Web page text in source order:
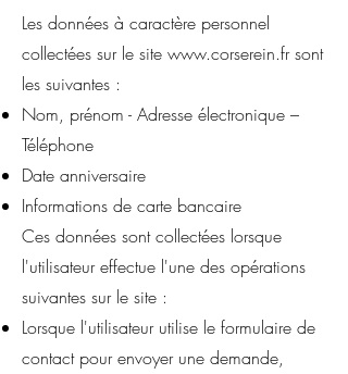
Les données à caractère personnel
collectées sur le site www.corserein.frsont
les suivantes :
Nom, prénom - Adresse électronique –
Téléphone
Date anniversaire
Informations de carte bancaire
Ces données sont collectées lorsque
l'utilisateur effectue l'une des opérations
suivantes sur le site :
Lorsque l'utilisateur utilise le formulaire de
contact pour envoyer une demande,